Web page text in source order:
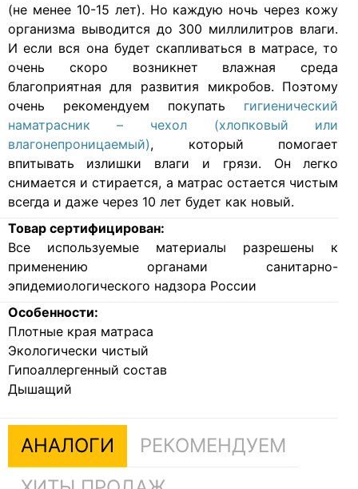
(не менее 10-15 лет). Но каждую ночь через кожу
организма выводится до 300 миллилитров влаги.
И если вся она будет скапливаться в матрасе, то
очень скоро возникнет влажная среда
благоприятная для развития микробов. Поэтому
очень рекомендуем покупать гигиенический
наматрасник – чехол (хлопковый или
влагонепроницаемый), который помогает
впитывать излишки влаги и грязи. Он легко
снимается и стирается, а матрас остается чистым
всегда и даже через 10 лет будет как новый.
Товар сертифицирован:
Все используемые материалы разрешены к
применению органами санитарно-
эпидемиологического надзора России
Особенности:
Плотные края матраса
Экологически чистый
Гипоаллергенный состав
Дышащий
АНАЛОГИ
РЕКОМЕНДУЕМ